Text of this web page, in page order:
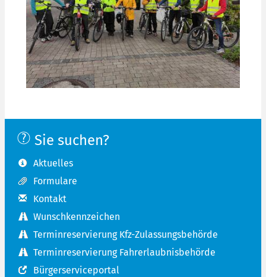
Sie suchen?
Aktuelles
Formulare
Kontakt
Wunschkennzeichen
Terminreservierung Kfz-Zulassungsbehörde
Terminreservierung Fahrerlaubnisbehörde
Bürgerserviceportal